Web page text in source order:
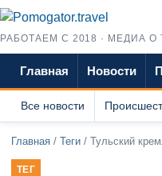
РАБОТАЕМ С 2018 · МЕДИА О
Главная Новости
Все новости
Главная / Теги / Тульский
ТЕГ